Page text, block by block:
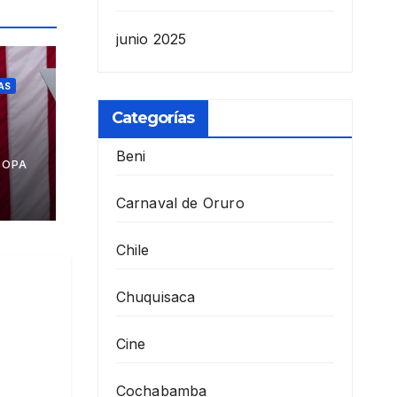
junio 2025
Categorías
Beni
Carnaval de Oruro
Chile
Chuquisaca
Cine
Cochabamba